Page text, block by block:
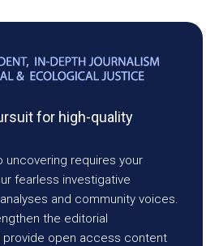
for high-quality
uncovering requires your
fearless investigative
and community voices.
the editorial
provide open access content